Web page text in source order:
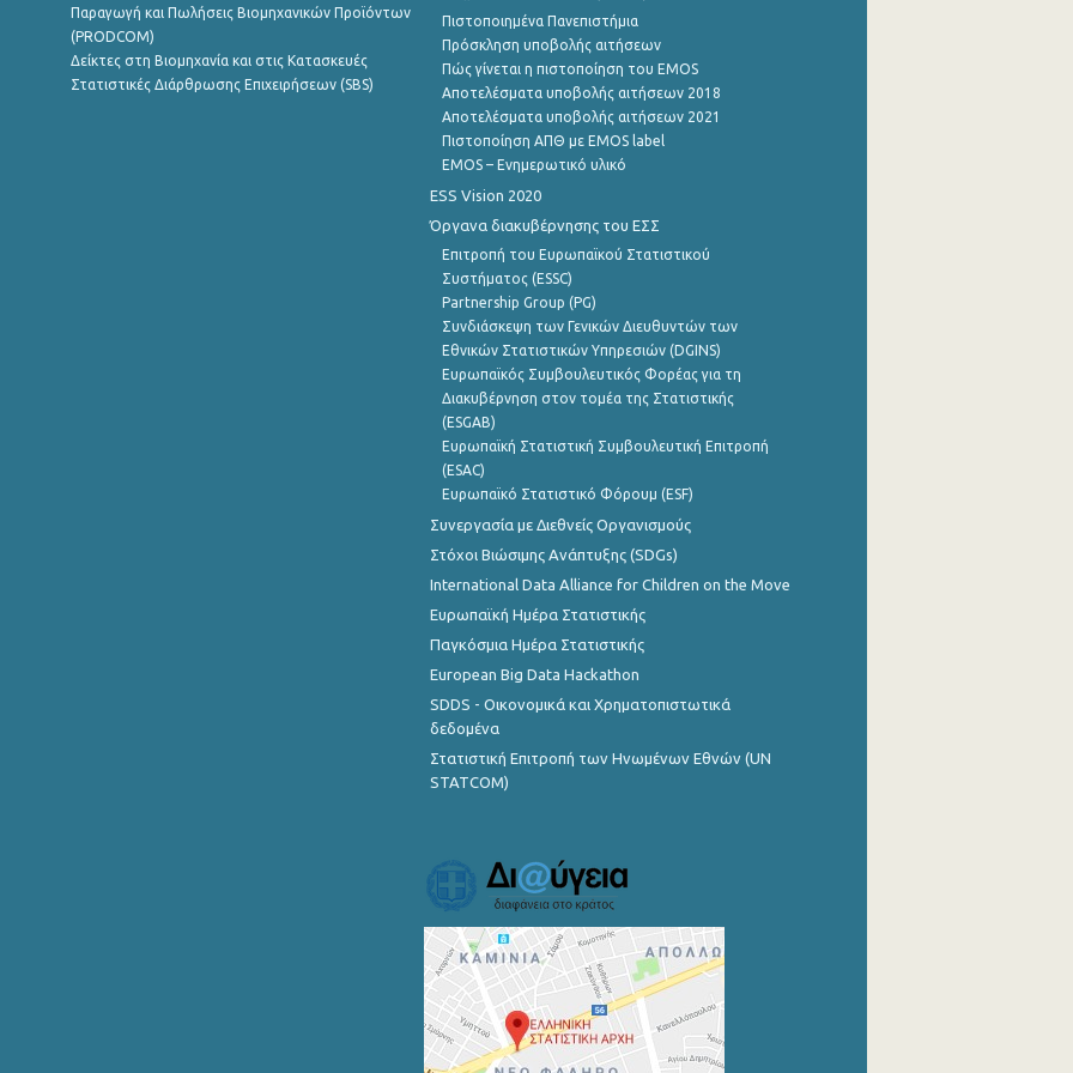
Παραγωγή και Πωλήσεις Βιομηχανικών Προϊόντων
(PRODCOM)
Δείκτες στη Βιομηχανία και στις Κατασκευές
Στατιστικές Διάρθρωσης Επιχειρήσεων (SBS)
Πιστοποιημένα Πανεπιστήμια
Πρόσκληση υποβολής αιτήσεων
Πώς γίνεται η πιστοποίηση του EMOS
Αποτελέσματα υποβολής αιτήσεων 2018
Αποτελέσματα υποβολής αιτήσεων 2021
Πιστοποίηση ΑΠΘ με EMOS label
EMOS – Ενημερωτικό υλικό
ESS Vision 2020
Όργανα διακυβέρνησης του ΕΣΣ
Επιτροπή του Ευρωπαϊκού Στατιστικού
Συστήματος (ESSC)
Partnership Group (PG)
Συνδιάσκεψη των Γενικών Διευθυντών των
Εθνικών Στατιστικών Υπηρεσιών (DGINS)
Ευρωπαϊκός Συμβουλευτικός Φορέας για τη
Διακυβέρνηση στον τομέα της Στατιστικής
(ESGAB)
Ευρωπαϊκή Στατιστική Συμβουλευτική Επιτροπή
(ESAC)
Ευρωπαϊκό Στατιστικό Φόρουμ (ESF)
Συνεργασία με Διεθνείς Οργανισμούς
Στόχοι Βιώσιμης Ανάπτυξης (SDGs)
International Data Alliance for Children on the Move
Ευρωπαϊκή Ημέρα Στατιστικής
Παγκόσμια Ημέρα Στατιστικής
European Big Data Hackathon
SDDS - Οικονομικά και Χρηματοπιστωτικά
δεδομένα
Στατιστική Επιτροπή των Ηνωμένων Εθνών (UN
STATCOM)